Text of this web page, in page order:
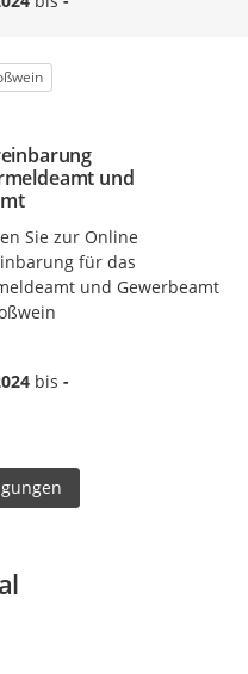
und
Sie zur Online
für das
und Gewerbeamt
bis -